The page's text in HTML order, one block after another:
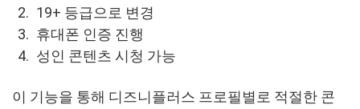
19+ 등급으로 변경
휴대폰 인증 진행
성인 콘텐츠 시청 가능
이 기능을 통해 디즈니플러스 프로필별로 적절한 콘